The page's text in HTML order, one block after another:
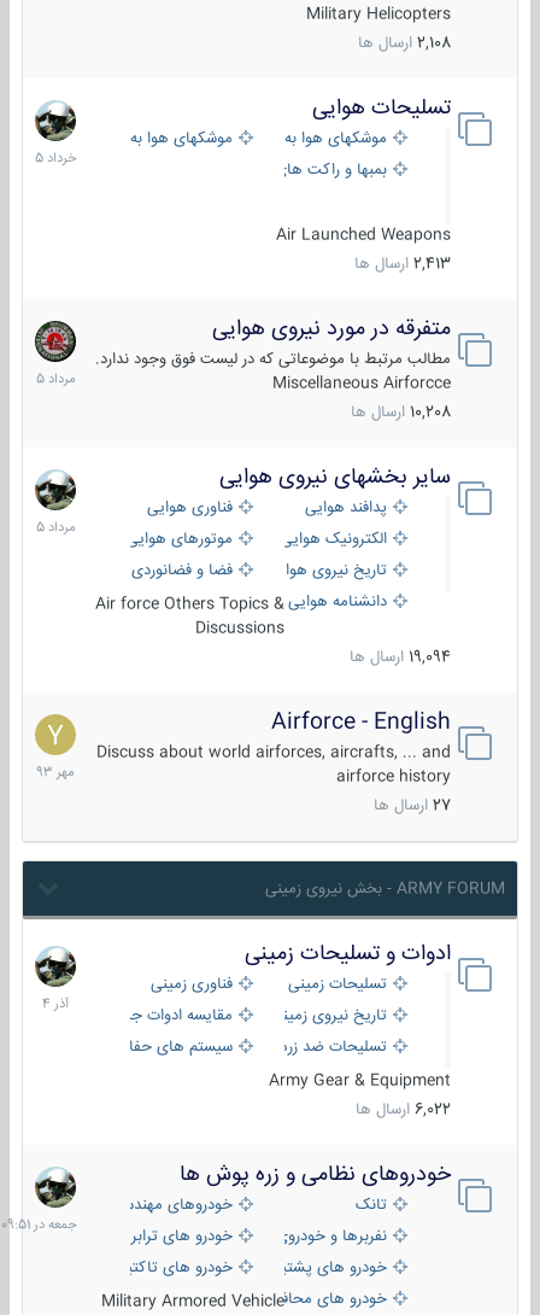
Military Helicopters
2,108 ارسال ها
تسلیحات هوایی
موشکهای هوا به هوا
موشکهای هوا به سطح
بمبها و راکت های هوایی
Air Launched Weapons
2,413 ارسال ها
30
خرداد
1405
متفرقه در مورد نیروی هوایی
مطالب مرتبط با موضوعاتی که در لیست فوق وجود ندارد.
Miscellaneous Airforcce
10,208 ارسال ها
7
مرداد
1405
سایر بخشهای نیروی هوایی
پدافند هوایی
فناوری هوایی
الکترونیک هوایی
موتورهای هوایی
تاریخ نیروی هوایی
فضا و فضانوردی
دانشنامه هواییAir force Others Topics &
Discussions
19,094 ارسال ها
2
مرداد
1405
Airforce - English
Discuss about world airforces, aircrafts, ... and
airforce history
27 ارسال ها
15
مهر
1393
ARMY FORUM - بخش نیروی زمینی
ادوات و تسلیحات زمینی
تسلیحات زمینی
فناوری زمینی
تاریخ نیروی زمینی
مقایسه ادوات جنگی
تسلیحات ضد زره
سیستم های حفاظت فعال
Army Gear & Equipment
6,022 ارسال ها
21
آذر
1404
خودروهای نظامی و زره پوش ها
تانک
خودروهای مهندسی
نفربرها و خودروی های رزمی پیاده نظام
خودرو های ترابری نظامی
خودرو های پشتیبانی آتش ، شناسایی و ضد تانک
خودرو های تاکتیکی نظامی
خودرو های محافظت شدهMilitary Armored Vehicle
جمعه
در
09:51